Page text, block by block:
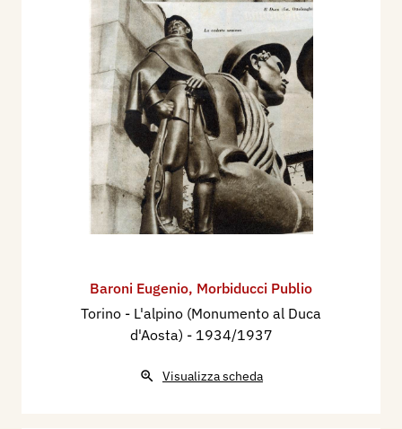
Baroni Eugenio, Morbiducci Publio
Torino - L'alpino (Monumento al Duca
d'Aosta) - 1934/1937
Visualizza scheda